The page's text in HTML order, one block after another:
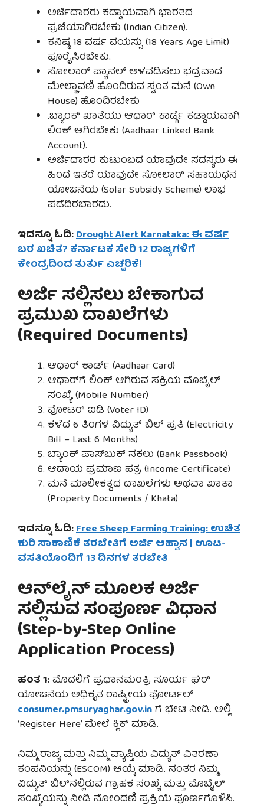
ಅರ್ಜಿದಾರರು ಕಡ್ಡಾಯವಾಗಿ ಭಾರತದ
ಪ್ರಜೆಯಾಗಿರಬೇಕು (Indian Citizen).
ಕನಿಷ್ಠ 18 ವರ್ಷ ವಯಸ್ಸು (18 Years Age Limit)
ಪೂರೈಸಿರಬೇಕು.
ಸೋಲಾರ್ ಪ್ಯಾನಲ್ ಅಳವಡಿಸಲು ಭದ್ರವಾದ
ಮೇಲ್ಚಾವಣಿ ಹೊಂದಿರುವ ಸ್ವಂತ ಮನೆ (Own
House) ಹೊಂದಿರಬೇಕು
.ಬ್ಯಾಂಕ್ ಖಾತೆಯು ಆಧಾರ್ ಕಾರ್ಡ್ಗೆ ಕಡ್ಡಾಯವಾಗಿ
ಲಿಂಕ್ ಆಗಿರಬೇಕು (Aadhaar Linked Bank
Account).
ಅರ್ಜಿದಾರರ ಕುಟುಂಬದ ಯಾವುದೇ ಸದಸ್ಯರು ಈ
ಹಿಂದೆ ಇತರೆ ಯಾವುದೇ ಸೋಲಾರ್ ಸಹಾಯಧನ
ಯೋಜನೆಯ (Solar Subsidy Scheme) ಲಾಭ
ಪಡೆದಿರಬಾರದು.
ಇದನ್ನೂ ಓದಿ:Drought Alert Karnataka: ಈ ವರ್ಷ
ಬರ ಖಚಿತ? ಕರ್ನಾಟಕ ಸೇರಿ 12 ರಾಜ್ಯಗಳಿಗೆ
ಕೇಂದ್ರದಿಂದ ತುರ್ತು ಎಚ್ಚರಿಕೆ!
ಅರ್ಜಿ ಸಲ್ಲಿಸಲು ಬೇಕಾಗುವ
ಪ್ರಮುಖ ದಾಖಲೆಗಳು
(Required Documents)
ಆಧಾರ್ ಕಾರ್ಡ್ (Aadhaar Card)
ಆಧಾರ್‌ಗೆ ಲಿಂಕ್ ಆಗಿರುವ ಸಕ್ರಿಯ ಮೊಬೈಲ್
ಸಂಖ್ಯೆ (Mobile Number)
ವೋಟರ್ ಐಡಿ (Voter ID)
ಕಳೆದ 6 ತಿಂಗಳ ವಿದ್ಯುತ್ ಬಿಲ್ ಪ್ರತಿ (Electricity
Bill – Last 6 Months)
ಬ್ಯಾಂಕ್ ಪಾಸ್‌ಬುಕ್ ನಕಲು (Bank Passbook)
ಆದಾಯ ಪ್ರಮಾಣ ಪತ್ರ (Income Certificate)
ಮನೆ ಮಾಲೀಕತ್ವದ ದಾಖಲೆಗಳು ಅಥವಾ ಖಾತಾ
(Property Documents / Khata)
ಇದನ್ನೂ ಓದಿ:Free Sheep Farming Training: ಉಚಿತ
ಕುರಿ ಸಾಕಾಣಿಕೆ ತರಬೇತಿಗೆ ಅರ್ಜಿ ಆಹ್ವಾನ | ಊಟ-
ವಸತಿಯೊಂದಿಗೆ 13 ದಿನಗಳ ತರಬೇತಿ
ಆನ್‌ಲೈನ್ ಮೂಲಕ ಅರ್ಜಿ
ಸಲ್ಲಿಸುವ ಸಂಪೂರ್ಣ ವಿಧಾನ
(Step-by-Step Online
Application Process)
ಹಂತ 1:ಮೊದಲಿಗೆ ಪ್ರಧಾನಮಂತ್ರಿ ಸೂರ್ಯ ಘರ್
ಯೋಜನೆಯ ಅಧಿಕೃತ ರಾಷ್ಟ್ರೀಯ ಪೋರ್ಟಲ್
consumer.pmsuryaghar.gov.inಗೆ ಭೇಟಿ ನೀಡಿ. ಅಲ್ಲಿ
‘Register Here’ ಮೇಲೆ ಕ್ಲಿಕ್ ಮಾಡಿ.
ನಿಮ್ಮ ರಾಜ್ಯ ಮತ್ತು ನಿಮ್ಮ ವ್ಯಾಪ್ತಿಯ ವಿದ್ಯುತ್ ವಿತರಣಾ
ಕಂಪನಿಯನ್ನು (ESCOM) ಆಯ್ಕೆ ಮಾಡಿ. ನಂತರ ನಿಮ್ಮ
ವಿದ್ಯುತ್ ಬಿಲ್‌ನಲ್ಲಿರುವ ಗ್ರಾಹಕ ಸಂಖ್ಯೆ ಮತ್ತು ಮೊಬೈಲ್
ಸಂಖ್ಯೆಯನ್ನು ನೀಡಿ ನೋಂದಣಿ ಪ್ರಕ್ರಿಯೆ ಪೂರ್ಣಗೊಳಿಸಿ.